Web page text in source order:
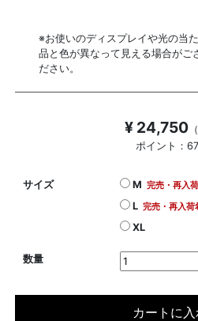
※お使いのディスプレイや光の当
品と色が異なって見える場合がご
ださい。
¥ 24,750
ポイント：
サイズ M 完売・再入
L完売・再入荷
XL
数量
カートに入